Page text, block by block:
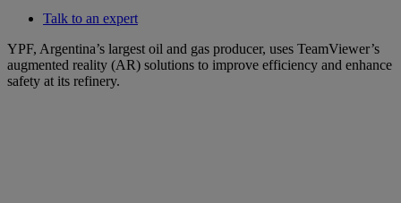
Talk to an expert
YPF, Argentina’s largest oil and gas producer, uses TeamViewer’s
augmented reality (AR) solutions to improve efficiency and enhance
safety at its refinery.